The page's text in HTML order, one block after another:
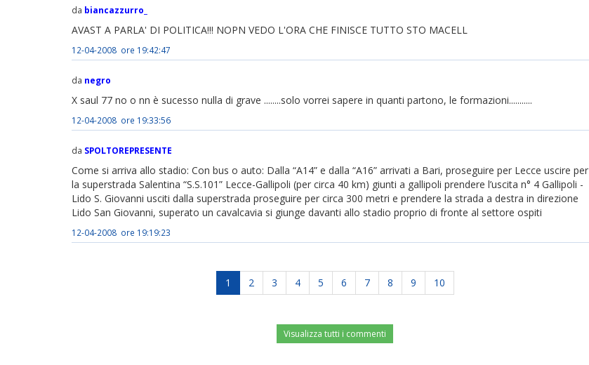
da biancazzurro_
AVAST A PARLA' DI POLITICA!!! NOPN VEDO L'ORA CHE FINISCE TUTTO STO MACELL
12-04-2008 ore 19:42:47
da negro
X saul 77 no o nn è sucesso nulla di grave ........solo vorrei sapere in quanti partono, le formazioni...........
12-04-2008 ore 19:33:56
da SPOLTOREPRESENTE
Come si arriva allo stadio: Con bus o auto: Dalla “A14” e dalla “A16” arrivati a Bari, proseguire per Lecce uscire per
la superstrada Salentina “S.S.101” Lecce-Gallipoli (per circa 40 km) giunti a gallipoli prendere l’uscita n° 4 Gallipoli -
Lido S. Giovanni usciti dalla superstrada proseguire per circa 300 metri e prendere la strada a destra in direzione
Lido San Giovanni, superato un cavalcavia si giunge davanti allo stadio proprio di fronte al settore ospiti
12-04-2008 ore 19:19:23
1 2 3 4 5 6 7 8 9 10
Visualizza tutti i commenti